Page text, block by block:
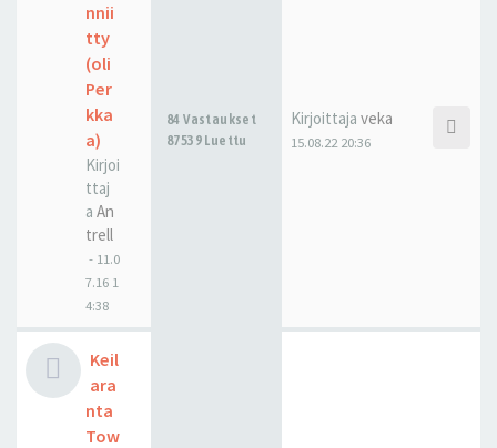
nnii
tty
(oli
Per
kka
a)
Kirjoi
ttaj
a An
trell
- 11.0
7.16 1
4:38
84 Vastaukset
87539 Luettu
Kirjoittaja veka
15.08.22 20:36
Keil
ara
nta
Tow